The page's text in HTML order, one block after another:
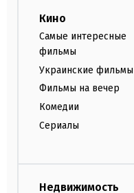
Кино
Самые интересные
фильмы
Украинские фильмы
Фильмы на вечер
Комедии
Сериалы
Недвижимость